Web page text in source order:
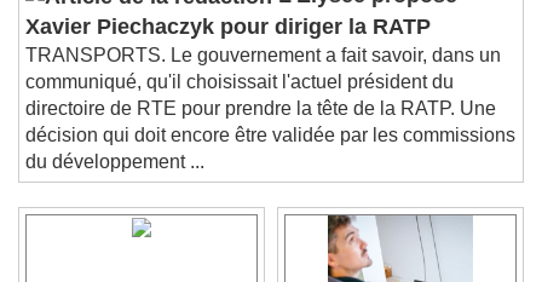
L'Elysée propose
Xavier Piechaczyk pour diriger la RATP
TRANSPORTS. Le gouvernement a fait savoir, dans un
communiqué, qu'il choisissait l'actuel président du
directoire de RTE pour prendre la tête de la RATP. Une
décision qui doit encore être validée par les commissions
du développement ...